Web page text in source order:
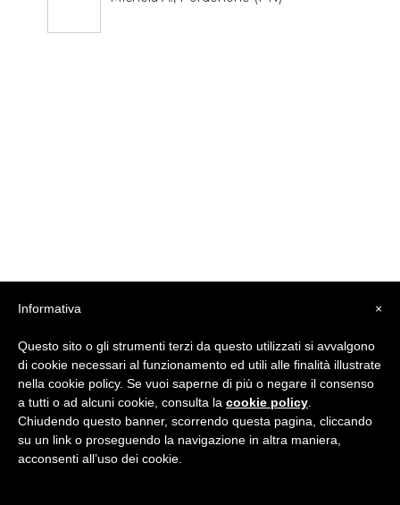
"Ritengo che i servizi forniti da British
Institutes siano validi e professionali. I
docenti, in particolare, sono
×
Informativa
Questo sito o gli strumenti terzi da questo utilizzati si avvalgono
di cookie necessari al funzionamento ed utili alle finalità illustrate
nella cookie policy. Se vuoi saperne di più o negare il consenso
a tutti o ad alcuni cookie, consulta la cookie policy
Chiudendo questo banner, scorrendo questa pagina, cliccando
su un link o proseguendo la navigazione in altra maniera,
acconsenti all’uso dei cookie.